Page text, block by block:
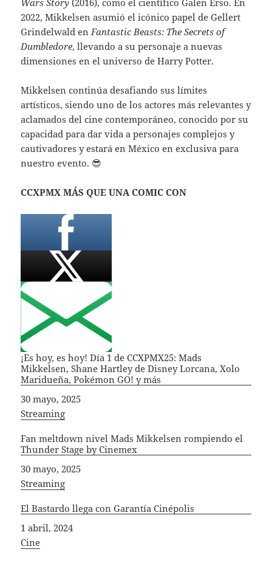
2022, Mikkelsen asumió el icónico papel de Gellert
Grindelwald en Fantastic Beasts: The Secrets of
Dumbledore, llevando a su personaje a nuevas
dimensiones en el universo de Harry Potter.
Mikkelsen continúa desafiando sus límites
artísticos, siendo uno de los actores más relevantes y
aclamados del cine contemporáneo, conocido por su
capacidad para dar vida a personajes complejos y
cautivadores y estará en México en exclusiva para
nuestro evento. 😎
CCXPMX MÁS QUE UNA COMIC CON
¡Es hoy, es hoy! Día 1 de CCXPMX25: Mads
Mikkelsen, Shane Hartley de Disney Lorcana, Xolo
Maridueña, Pokémon GO! y más
Fecha
30 mayo, 2025
In relation to
Streaming
Fan meltdown nivel Mads Mikkelsen rompiendo el
Thunder Stage by Cinemex
Fecha
30 mayo, 2025
In relation to
Streaming
El Bastardo llega con Garantía Cinépolis
Fecha
1 abril, 2024
In relation to
Cine